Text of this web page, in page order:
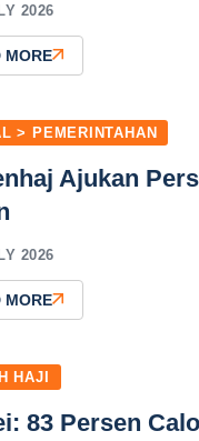
2026
MORE
> PEMERINTAHAN
Ajukan
2026
MORE
HAJI
83 Persen